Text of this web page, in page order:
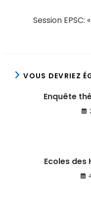
Session
VOUS DEVRIEZ
Enquête
Ecoles des